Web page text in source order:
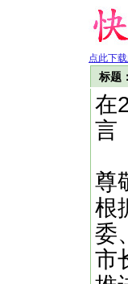
点此下
标题
在
言
尊
根
委
市